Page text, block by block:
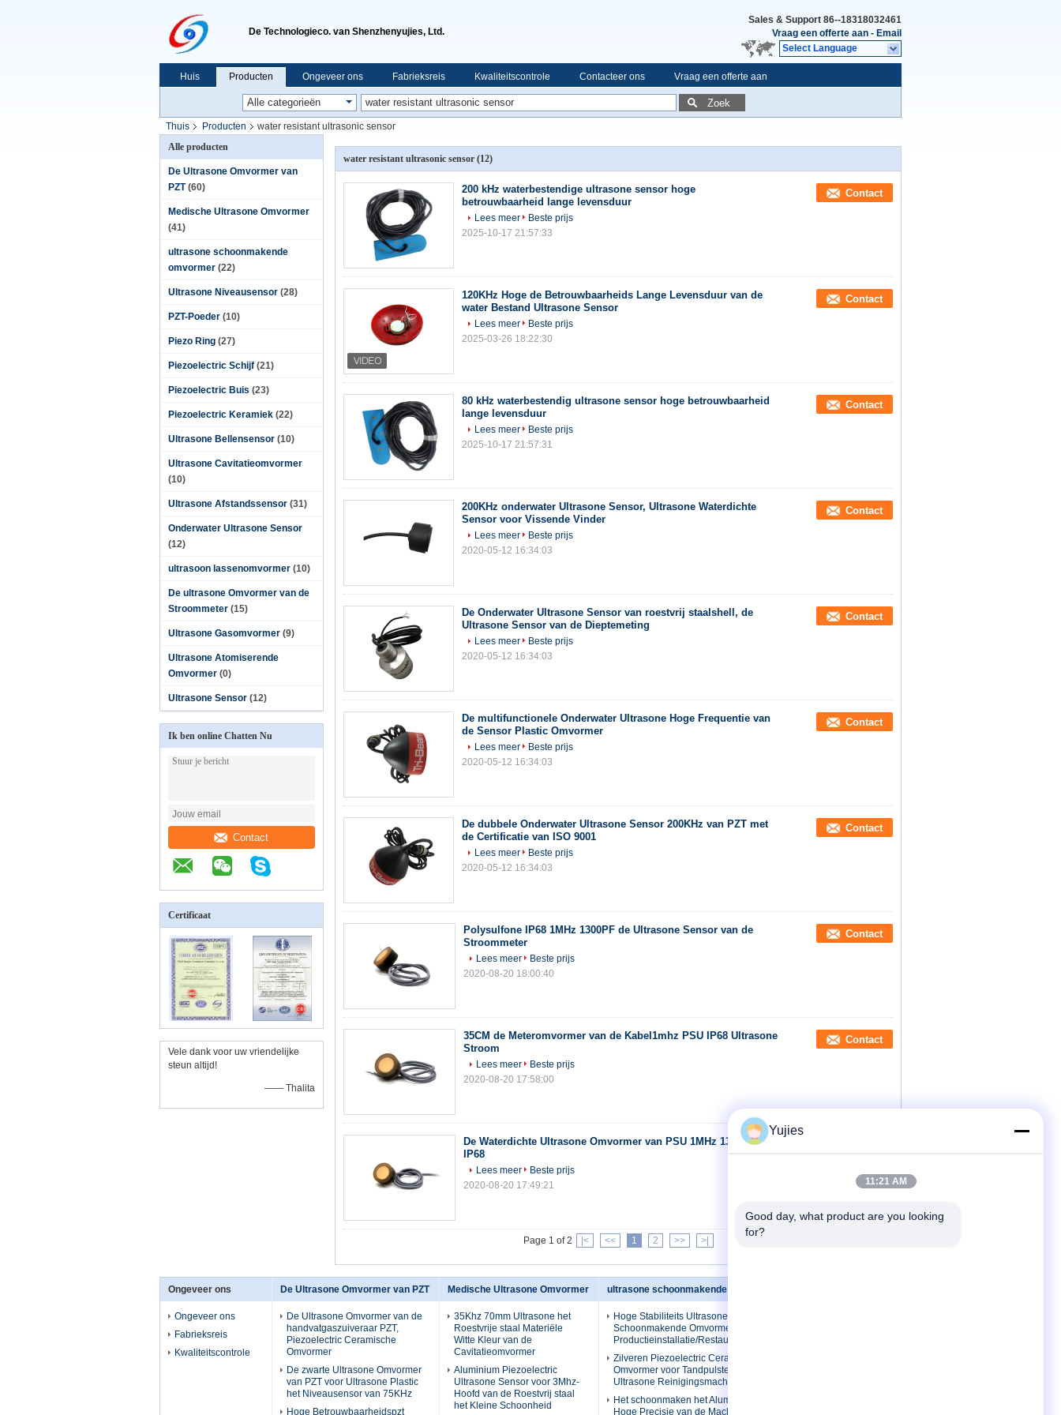
De Technologieco. van Shenzhenyujies, Ltd.
Sales & Support 86--18318032461
Vraag een offerte aan - Email
Select Language
Huis Producten Ongeveer ons Fabrieksreis Kwaliteitscontrole Contacteer ons Vraag een offerte aan
Zoek
Thuis Producten
water resistant ultrasonic sensor
Alle producten
De Ultrasone Omvormer van
PZT (60)
Medische Ultrasone Omvormer
(41)
ultrasone schoonmakende
omvormer (22)
Ultrasone Niveausensor (28)
PZT-Poeder (10)
Piezo Ring (27)
Piezoelectric Schijf (21)
Piezoelectric Buis (23)
Piezoelectric Keramiek (22)
Ultrasone Bellensensor (10)
Ultrasone Cavitatieomvormer
(10)
Ultrasone Afstandssensor (31)
Onderwater Ultrasone Sensor
(12)
ultrasoon lassenomvormer (10)
De ultrasone Omvormer van de
Stroommeter (15)
Ultrasone Gasomvormer (9)
Ultrasone Atomiserende
Omvormer (0)
Ultrasone Sensor (12)
Ik ben online Chatten Nu
Contact
Certificaat
Vele dank voor uw vriendelijke
steun altijd!
—— Thalita
water resistant ultrasonic sensor (12)
200 kHz waterbestendige ultrasone sensor hoge
betrouwbaarheid lange levensduur
Contact
Lees meer
Beste prijs
2025-10-17 21:57:33
120KHz Hoge de Betrouwbaarheids Lange Levensduur van de
water Bestand Ultrasone Sensor
Contact
Lees meer
Beste prijs
2025-03-26 18:22:30
80 kHz waterbestendig ultrasone sensor hoge betrouwbaarheid
lange levensduur
Contact
Lees meer
Beste prijs
2025-10-17 21:57:31
200KHz onderwater Ultrasone Sensor, Ultrasone Waterdichte
Sensor voor Vissende Vinder
Contact
Lees meer
Beste prijs
2020-05-12 16:34:03
De Onderwater Ultrasone Sensor van roestvrij staalshell, de
Ultrasone Sensor van de Dieptemeting
Contact
Lees meer
Beste prijs
2020-05-12 16:34:03
De multifunctionele Onderwater Ultrasone Hoge Frequentie van
de Sensor Plastic Omvormer
Contact
Lees meer
Beste prijs
2020-05-12 16:34:03
De dubbele Onderwater Ultrasone Sensor 200KHz van PZT met
de Certificatie van ISO 9001
Contact
Lees meer
Beste prijs
2020-05-12 16:34:03
Polysulfone IP68 1MHz 1300PF de Ultrasone Sensor van de
Stroommeter
Contact
Lees meer
Beste prijs
2020-08-20 18:00:40
35CM de Meteromvormer van de Kabel1mhz PSU IP68 Ultrasone
Stroom
Contact
Lees meer
Beste prijs
2020-08-20 17:58:00
De Waterdichte Ultrasone Omvormer van PSU 1MHz 1300PF
IP68
Lees meer
Beste prijs
2020-08-20 17:49:21
Page 1 of 2 |< << 1 2 >> >|
Ongeveer ons
Ongeveer ons
Fabrieksreis
Kwaliteitscontrole
De Ultrasone Omvormer van PZT
De Ultrasone Omvormer van de
handvatgaszuiveraar PZT,
Piezoelectric Ceramische
Omvormer
De zwarte Ultrasone Omvormer
van PZT voor Ultrasone Plastic
het Niveausensor van 75KHz
Hoge Betrouwbaarheidspzt
Medische Ultrasone Omvormer
35Khz 70mm Ultrasone het
Roestvrije staal Materiële
Witte Kleur van de
Cavitatieomvormer
Aluminium Piezoelectric
Ultrasone Sensor voor 3Mhz-
Hoofd van de Roestvrij staal
het Kleine Schoonheid
ultrasone schoonmakende omvormer
Hoge Stabiliteits Ultrasone
Schoonmakende Omvormer voor
Productieinstallatie/Restaurant
Zilveren Piezoelectric Ceramische
Omvormer voor Tandpulsteller
Ultrasone Reinigingsmachine
Het schoonmaken het Aluminium
Hoge Precisie van de Machine Piezo
Yujies
11:21 AM
Good day, what product are you looking
for?